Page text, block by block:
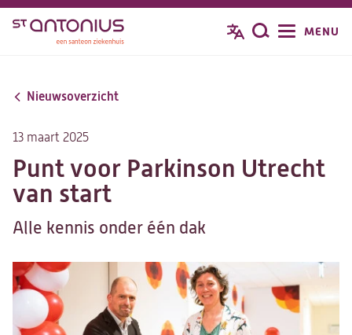
Overslaan
inhoud
Zoeken
MENU
Nieuwsoverzicht
13 maart 2025
Punt voor Parkinson Utrecht
van start
Alle kennis onder één dak